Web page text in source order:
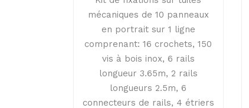
mécaniques de 10 panneaux
en portrait sur 1 ligne
comprenant: 16 crochets, 150
vis à bois inox, 6 rails
longueur 3.65m, 2 rails
longueurs 2.5m, 6
connecteurs de rails, 4 étriers